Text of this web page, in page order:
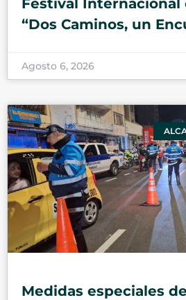
Festival Internacional
“Dos Caminos, un
Agosto 6, 2026
Medidas especiales